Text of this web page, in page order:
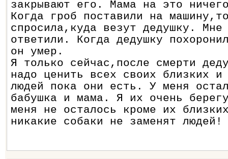
закрывают его. Мама на это
Когда гроб поставили на
спросила,куда везут дедушку.
ответили. Когда дедушку
он умер.
Я только сейчас,после смерти
надо ценить всех своих близких и
людей пока они есть. У меня
бабушка и мама. Я их очень
меня не осталось кроме их
никакие собаки не заменят людей!